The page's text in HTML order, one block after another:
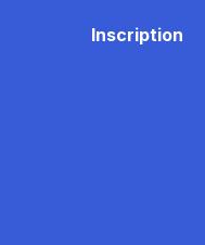
Inscription